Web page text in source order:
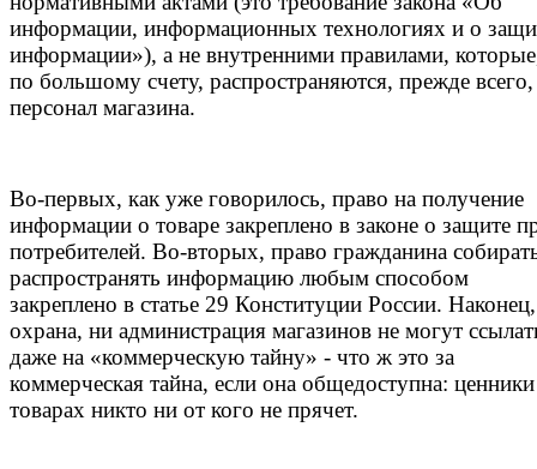
информации, информационных технологиях и о
информации»), а не внутренними правилами,
по большому счету, распространяются, прежде
персонал магазина.
Во-первых, как уже говорилось, право на получение
информации о товаре закреплено в законе о защите
потребителей. Во-вторых, право гражданина
распространять информацию любым способом
закреплено в статье 29 Конституции России.
охрана, ни администрация магазинов не могут
даже на «коммерческую тайну» - что ж это за
коммерческая тайна, если она общедоступна:
товарах никто ни от кого не прячет.